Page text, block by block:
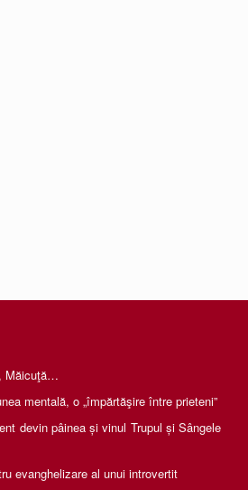
Măicuţă…
mentală, o „împărtăşire între prieteni”
devin pâinea și vinul Trupul și Sângele
evanghelizare al unui introvertit